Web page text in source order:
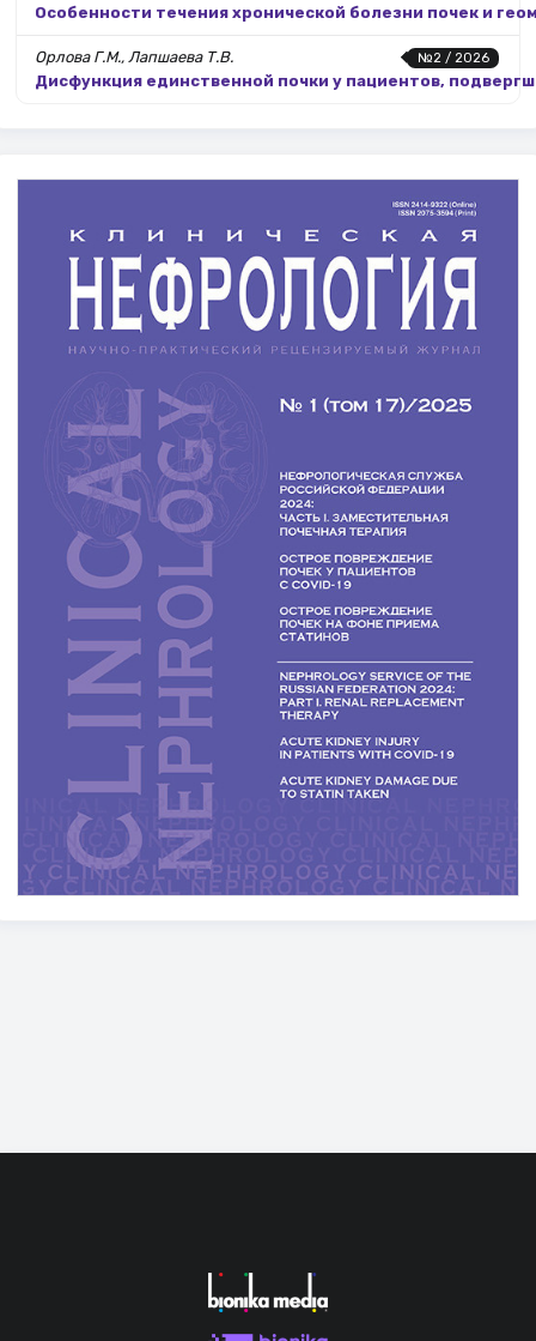
Особенности течения хронической болезни почек и
№2 / 2026
Орлова Г.М., Лапшаева Т.В.
Дисфункция единственной почки у пациентов,